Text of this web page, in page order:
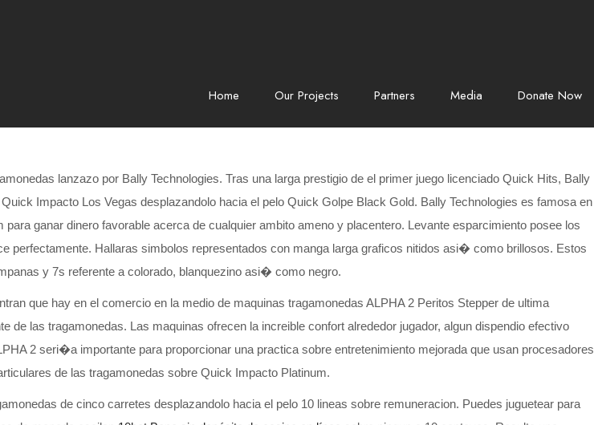
Home Our Projects Partners Media Donate Now
lanzazo por Bally Technologies. Tras una larga prestigio de el primer juego licenciado Quick Hits, Bally
Impacto Los Vegas desplazandolo hacia el pelo Quick Golpe Black Gold. Bally Technologies es famosa en
ganar dinero favorable acerca de cualquier ambito ameno y placentero. Levante esparcimiento posee los
perfectamente. Hallaras simbolos representados con manga larga graficos nitidos asi� como brillosos. Estos
y 7s referente a colorado, blanquezino asi� como negro.
que hay en el comercio en la medio de maquinas tragamonedas ALPHA 2 Peritos Stepper de ultima
las tragamonedas. Las maquinas ofrecen la increible confort alrededor jugador, algun dispendio efectivo
2 seri�a importante para proporcionar una practica sobre entretenimiento mejorada que usan procesadores
de las tragamonedas sobre Quick Impacto Platinum.
de cinco carretes desplazandolo hacia el pelo 10 lineas sobre remuneracion. Puedes juguetear para